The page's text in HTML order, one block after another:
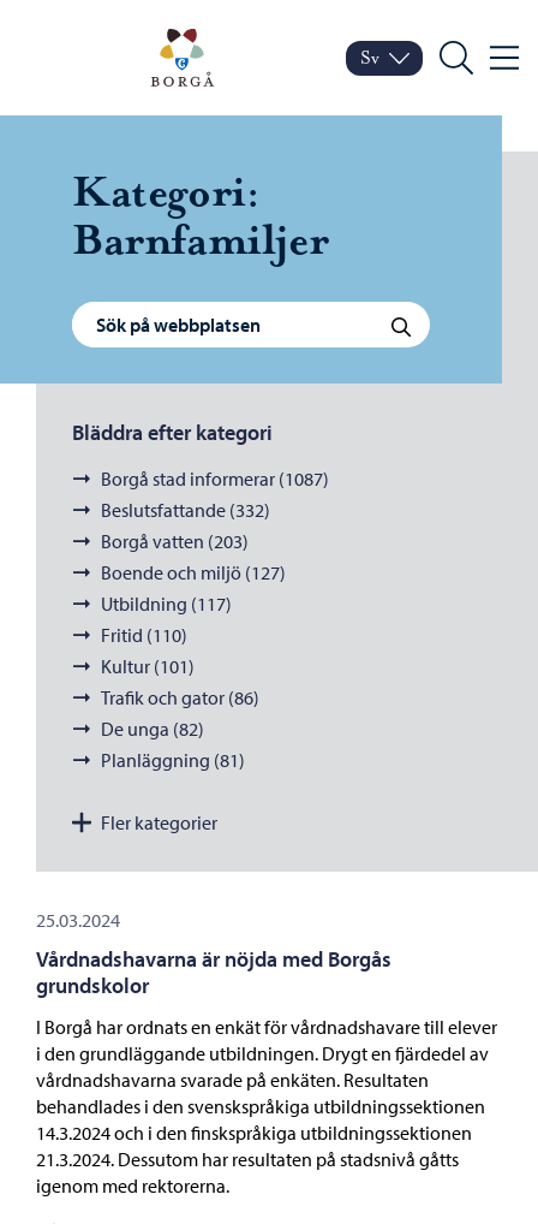
Porvoo – Gå till
Byt språk
Nuvarande språk:
Sv
Sök Meny
Kategori:
Barnfamiljer
Sök efter: Sök
Bläddra efter kategori
Borgå stad informerar (1087)
Beslutsfattande (332)
Borgå vatten (203)
Boende och miljö (127)
Utbildning (117)
Fritid (110)
Kultur (101)
Trafik och gator (86)
De unga (82)
Planläggning (81)
Fler kategorier
25.03.2024
Vårdnadshavarna är nöjda med Borgås
grundskolor
I Borgå har ordnats en enkät för vårdnadshavare till elever
i den grundläggande utbildningen. Drygt en fjärdedel av
vårdnadshavarna svarade på enkäten. Resultaten
behandlades i den svenskspråkiga utbildningssektionen
14.3.2024 och i den finskspråkiga utbildningssektionen
21.3.2024. Dessutom har resultaten på stadsnivå gåtts
igenom med rektorerna.